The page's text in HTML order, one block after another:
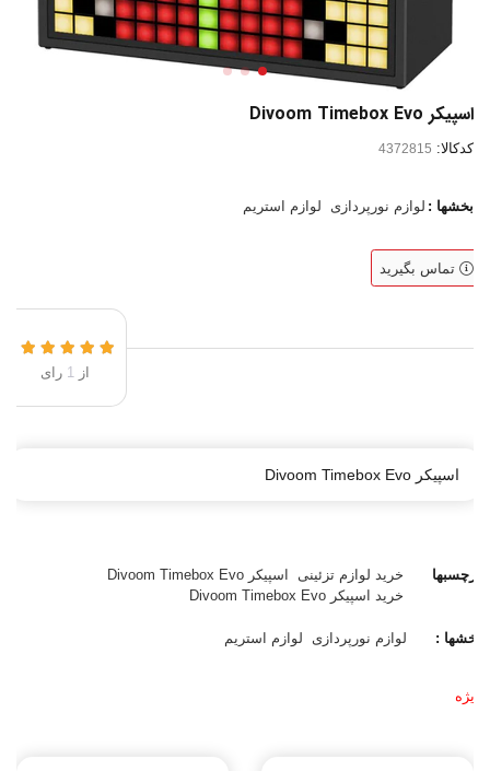
اسپیکر Divoom Timebox Evo
کدکالا:
بخشها : لوازم نورپردازی لوازم استریم
تماس بگیرید
از1 رای
اسپیکر Divoom Timebox Evo
برچسبها
خرید لوازم تزئینی
اسپیکر Divoom Timebox Evo
خرید اسپیکر Divoom Timebox Evo
بخشها : لوازم نورپردازی لوازم استریم
ویژه